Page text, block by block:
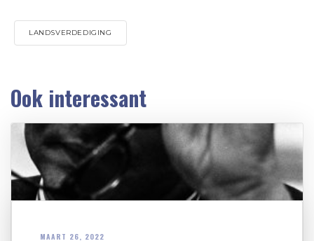
LANDSVERDEDIGING
Ook interessant
MAART 26, 2022